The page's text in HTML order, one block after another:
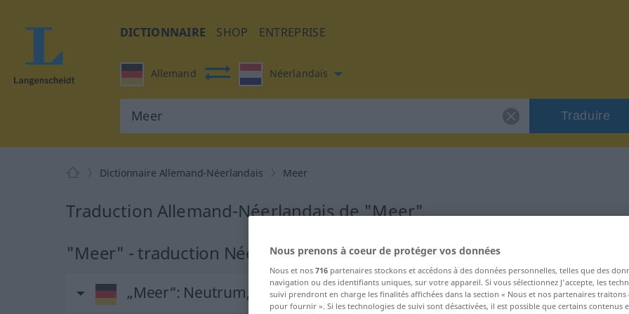
DICTIONNAIRE SHOP ENTREPRISE
Allemand Néerlandais
Traduire
Dictionnaire Allemand-Néerlandais Meer
Traduction Allemand-Néerlandais de "Meer"
"Meer" - traduction Néerlandais
„Meer“: Neutrum, sächlich
Nous prenons à coeur de protéger vos données
Nous et nos 716 partenaires stockons et accédons à des données personnelles, telles que des
navigation ou des identifiants uniques, sur votre appareil. Si vous sélectionnez J'accepte, les
suivi prendront en charge les finalités affichées dans la section « Nous et nos partenaires traitons
pour fournir ». Si les technologies de suivi sont désactivées, il est possible que certains contenus